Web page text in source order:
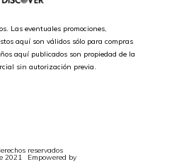
Las eventuales promociones,
aquí son válidos sólo para compras
aquí publicados son propiedad de la
sin autorización previa.
reservados
2021 Empowered by